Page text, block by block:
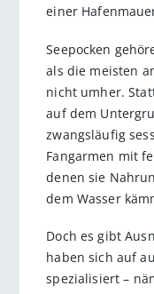
einer
Seepocken
als die meisten
nicht umher.
auf dem
zwangsläufig
Fangarmen mit
denen sie
dem Wasser
Doch es gibt
haben sich auf
spezialisiert –